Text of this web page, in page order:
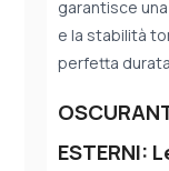
garantisce
e la stabilità
perfetta
ESTERNI: